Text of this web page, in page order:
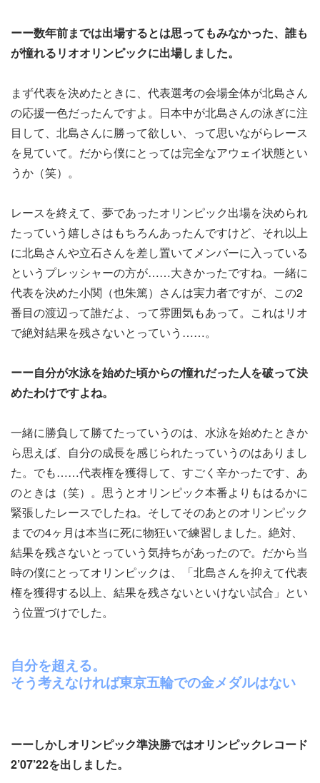
ーー数年前までは出場するとは思ってもみなかった、誰も
が憧れるリオオリンピックに出場しました。
まず代表を決めたときに、代表選考の会場全体が北島さん
の応援一色だったんですよ。日本中が北島さんの泳ぎに注
目して、北島さんに勝って欲しい、って思いながらレース
を見ていて。だから僕にとっては完全なアウェイ状態とい
うか（笑）。
レースを終えて、夢であったオリンピック出場を決められ
たっていう嬉しさはもちろんあったんですけど、それ以上
に北島さんや立石さんを差し置いてメンバーに入っている
というプレッシャーの方が……大きかったですね。一緒に
代表を決めた小関（也朱篤）さんは実力者ですが、この2
番目の渡辺って誰だよ、って雰囲気もあって。これはリオ
で絶対結果を残さないとっていう……。
ーー自分が水泳を始めた頃からの憧れだった人を破って決
めたわけですよね。
一緒に勝負して勝てたっていうのは、水泳を始めたときか
ら思えば、自分の成長を感じられたっていうのはありまし
た。でも……代表権を獲得して、すごく辛かったです、あ
のときは（笑）。思うとオリンピック本番よりもはるかに
緊張したレースでしたね。そしてそのあとのオリンピック
までの4ヶ月は本当に死に物狂いで練習しました。絶対、
結果を残さないとっていう気持ちがあったので。だから当
時の僕にとってオリンピックは、「北島さんを抑えて代表
権を獲得する以上、結果を残さないといけない試合」とい
う位置づけでした。
自分を超える。
そう考えなければ東京五輪での金メダルはない
ーーしかしオリンピック準決勝ではオリンピックレコード
2’07’22を出しました。